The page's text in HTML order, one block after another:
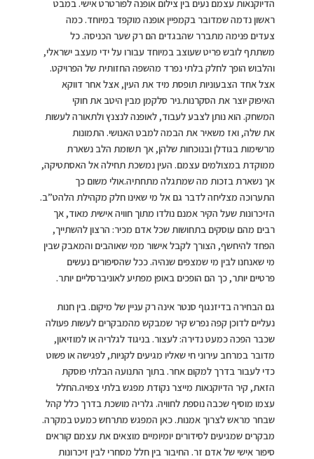
הדיוקנאות עצמם נעים בין צילום אופנה לפורטרט אישי. במבט
ראשון נדמה שמדובר בקמפיין אופנה מוקפד במיוחד. כמה
צעדים פנימה מתברר שהבגדים הם רק שער הכניסה. כל
משתתף לובש פריט שעוצב במיוחד עבורו על ידי מעצב ישראלי,
והלבוש הופך לחלק בלתי נפרד מהשפה החזותית של הפרויקט.
אצל אחד הצבעוניות תופסת מיד את העין, אצל אחר דווקא
האיפוק יוצר את הסקרנות.ניר סלקמן מבין היטב את חוקי
המשחק. הוא נותן לצבע לעבוד, לאופנה לנצנץ ולתאורה לעשות
את שלה, ואז משאיר את הבמה למבט האנושי. התמונות
מרשימות בגודלן ובנוכחות שלהן, אך תשומת הלב נשארת
ממוקדת במצולמים עצמם. העין נמשכת תחילה אל האסתטיקה,
אך נשארת בזכות מה שמתגלה מתחתיה.אולי משום כך
התערוכה מצליחה לדבר גם אל מי שאינו חלק מקהילת הלהט”ב.
הזיכרונות שעל הקיר אמנם נולדו מתוך חוויה אישית מאוד, אך
רבים מהם עוסקים בתחושות שכל אדם מכיר: הרצון להשתייך,
הפחד להיחשף, הצורך לקבל אישור ממי שאוהבים והמאבק שבין
מי שאנחנו לבין מי שמצפים שנהיה. ככל שהסיפורים נעשים
פרטיים יותר, כך הם הופכים באופן מפתיע לאוניברסליים יותר.
גם הבחירה בדיזנגוף סנטר אינה רק עניין של מיקום. בין חנות
נעליים לדוכן קפה נפרש קיר שמבקש מהמבקרים לעשות פעולה
שכבר הפכה כמעט נדירה: לעצור. בניגוד לגלריה או למוזיאון,
מדובר במרחב עירוני חי שאליו מגיעים לקניות, לפגישה או פשוט
כדי לעבור בדרך למקום אחר. בתוך התנועה הבלתי פוסקת
הזאת, קיר הדיוקנאות מייצר נקודת מפגש בלתי צפויה.החלל
עצמו מוסיף שכבה נוספת לחוויה. גלריה מושכת בדרך כלל קהל
שבחר מראש לצרוך אמנות. כאן המפגש מתרחש כמעט במקרה.
מבקרים שמגיעים לסידורים יומיומיים מוצאים את עצמם קוראים
סיפור אישי של אדם זר. החיבור בין חלל מסחרי לבין זיכרונות